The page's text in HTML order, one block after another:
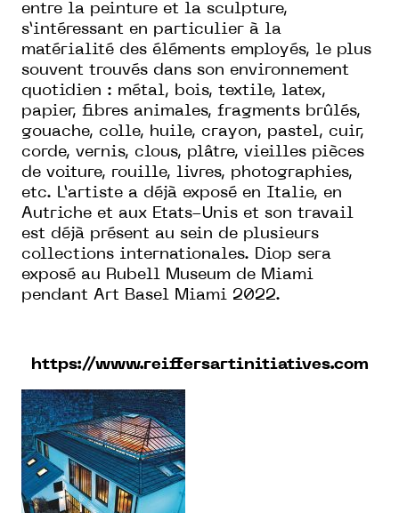
entre la peinture et la sculpture,
s’intéressant en particulier à la
matérialité des éléments employés, le plus
souvent trouvés dans son environnement
quotidien : métal, bois, textile, latex,
papier, fibres animales, fragments brûlés,
gouache, colle, huile, crayon, pastel, cuir,
corde, vernis, clous, plâtre, vieilles pièces
de voiture, rouille, livres, photographies,
etc. L’artiste a déjà exposé en Italie, en
Autriche et aux Etats-Unis et son travail
est déjà présent au sein de plusieurs
collections internationales. Diop sera
exposé au Rubell Museum de Miami
pendant Art Basel Miami 2022.
https://www.reiffersartinitiatives.com